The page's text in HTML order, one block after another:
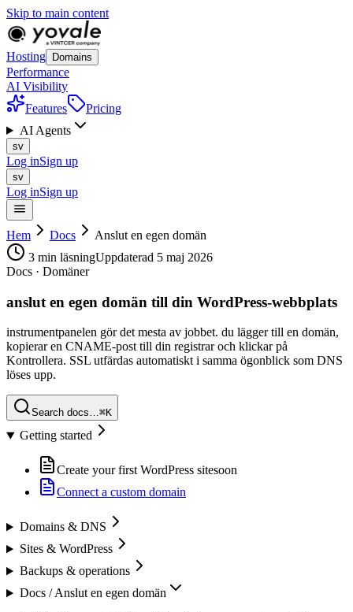
Skip to main content
Hosting Domains
Performance
AI Visibility
Features
Pricing
AI Agents
sv
Log inSign up
sv
Log inSign up
Hem Docs
Anslut en egen domän
3 min läsningUppdaterad 5 maj 2026
Docs · Domäner
anslut en egen domän till din WordPress-webbplats
instrumentpanelen gör det mesta av jobbet. du lägger till en domän,
kopierar en CNAME-post till din registrar och klickar på
Kontrollera. SSL utfärdas automatiskt i samma ögonblick som DNS
löses upp.
Search docs…⌘K
Getting started
Create your first WordPress sitesoon
Connect a custom domain
Domains & DNS
Sites & WordPress
Backups & operations
Docs /Anslut en egen domän